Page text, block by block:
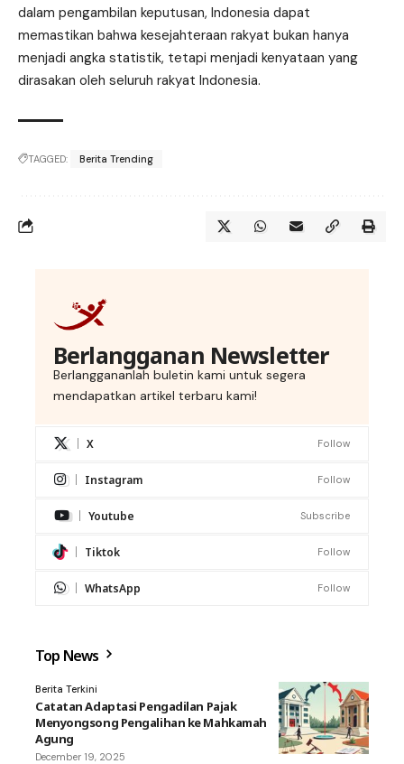
dalam pengambilan keputusan, Indonesia dapat
memastikan bahwa kesejahteraan rakyat bukan hanya
menjadi angka statistik, tetapi menjadi kenyataan yang
dirasakan oleh seluruh rakyat Indonesia.
TAGGED: Berita Trending
Berlangganan Newsletter
Berlanggananlah buletin kami untuk segera
mendapatkan artikel terbaru kami!
X Follow
Instagram Follow
Youtube Subscribe
Tiktok Follow
WhatsApp Follow
Top News
Berita Terkini
Catatan Adaptasi Pengadilan Pajak
Menyongsong Pengalihan ke Mahkamah
Agung
December 19, 2025